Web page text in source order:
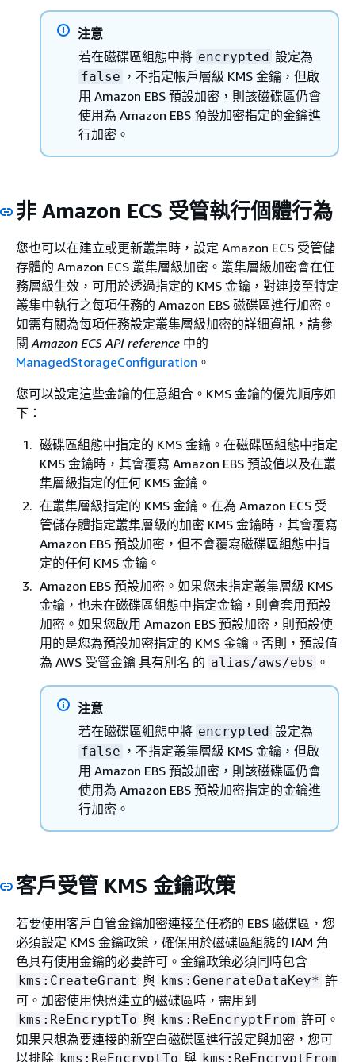
注意
若在磁碟區組態中將 encrypted 設定為
false ，不指定帳戶層級 KMS 金鑰，但啟
用 Amazon EBS 預設加密，則該磁碟區仍會
使用為 Amazon EBS 預設加密指定的金鑰進
行加密。
非 Amazon ECS 受管執行個體行為
您也可以在建立或更新叢集時，設定 Amazon ECS 受管儲
存體的 Amazon ECS 叢集層級加密。叢集層級加密會在任
務層級生效，可用於透過指定的 KMS 金鑰，對連接至特定
叢集中執行之每項任務的 Amazon EBS 磁碟區進行加密。
如需有關為每項任務設定叢集層級加密的詳細資訊，請參
閱Amazon ECS API reference 中的
ManagedStorageConfiguration 。
您可以設定這些金鑰的任意組合。KMS 金鑰的優先順序如
下：
磁碟區組態中指定的 KMS 金鑰。在磁碟區組態中指定
KMS 金鑰時，其會覆寫 Amazon EBS 預設值以及在叢
集層級指定的任何 KMS 金鑰。
在叢集層級指定的 KMS 金鑰。在為 Amazon ECS 受
管儲存體指定叢集層級的加密 KMS 金鑰時，其會覆寫
Amazon EBS 預設加密，但不會覆寫磁碟區組態中指
定的任何 KMS 金鑰。
Amazon EBS 預設加密。如果您未指定叢集層級 KMS
金鑰，也未在磁碟區組態中指定金鑰，則會套用預設
加密。如果您啟用 Amazon EBS 預設加密，則預設使
用的是您為預設加密指定的 KMS 金鑰。否則，預設值
為 AWS 受管金鑰 具有別名 的 alias/aws/ebs 。
注意
若在磁碟區組態中將 encrypted 設定為
false ，不指定叢集層級 KMS 金鑰，但啟
用 Amazon EBS 預設加密，則該磁碟區仍會
使用為 Amazon EBS 預設加密指定的金鑰進
行加密。
客戶受管 KMS 金鑰政策
若要使用客戶自管金鑰加密連接至任務的 EBS 磁碟區，您
必須設定 KMS 金鑰政策，確保用於磁碟區組態的 IAM 角
色具有使用金鑰的必要許可。金鑰政策必須同時包含
kms:CreateGrant 與 kms:GenerateDataKey* 許
可。加密使用快照建立的磁碟區時，需用到
kms:ReEncryptTo 與 kms:ReEncryptFrom 許可。
如果只想為要連接的新空白磁碟區進行設定與加密，您可
以排除 kms:ReEncryptTo 與 kms:ReEncryptFrom